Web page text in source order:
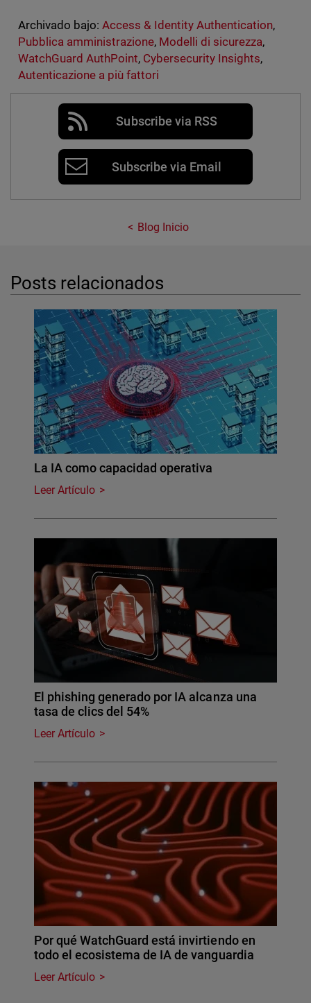
Archivado bajo: Access & Identity Authentication,
Pubblica amministrazione, Modelli di sicurezza,
WatchGuard AuthPoint, Cybersecurity Insights,
Autenticazione a più fattori
Subscribe via RSS
Subscribe via Email
Blog Inicio
Posts relacionados
La IA como capacidad operativa
Leer Artículo
El phishing generado por IA alcanza una
tasa de clics del 54%
Leer Artículo
Por qué WatchGuard está invirtiendo en
todo el ecosistema de IA de vanguardia
Leer Artículo